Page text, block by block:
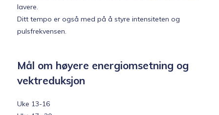
lavere.
Ditt tempo er også med på å styre intensiteten og
pulsfrekvensen.
Mål om høyere energiomsetning og
vektreduksjon
Uke 13-16